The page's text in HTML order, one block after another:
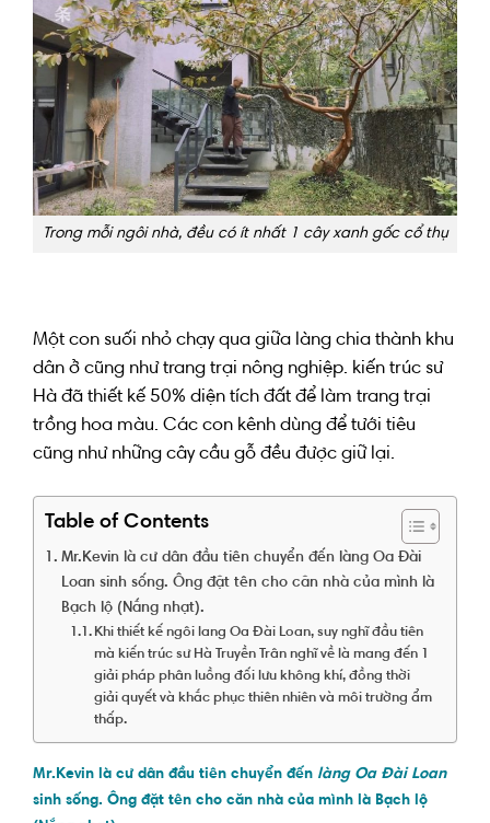
Trong mỗi ngôi nhà, đều có ít nhất 1 cây xanh gốc cổ thụ
Một con suối nhỏ chạy qua giữa làng chia thành khu
dân ở cũng nhưtrang trại nông nghiệp. kiến trúc sư
Hà đã thiết kế 50% diện tích đất để làm trang trại
trồng hoa màu. Các con kênh dùng để tưới tiêu
cũng như những cây cầu gỗ đều được giữ lại.
Table of Contents
Mr.Kevin là cư dân đầu tiên chuyển đến làng Oa Đài
Loan sinh sống. Ông đặt tên cho căn nhà của mình là
Bạch lộ (Nắng nhạt).
Khi thiết kế ngôi lang Oa Đài Loan, suy nghĩ đầu tiên
mà kiến trúc sư Hà Truyền Trân nghĩ về là mang đến 1
giải pháp phân luồng đối lưu không khí, đồng thời
giải quyết và khắc phục thiên nhiên và môi trường ẩm
thấp.
Mr.Kevin là cư dân đầu tiên chuyển đến làng Oa Đài Loan
sinh sống. Ông đặt tên cho căn nhà của mình là Bạch lộ